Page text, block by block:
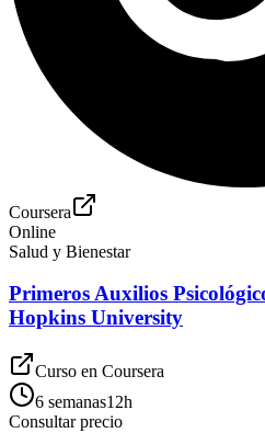
Coursera
Online
Salud y Bienestar
Primeros Auxilios
Hopkins University
Curso en Coursera
6 semanas12h
Consultar precio